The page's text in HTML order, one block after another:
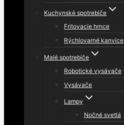
Kuchynské spotrebiče
Fritovacie hrnce
Rýchlovarné kanvice
Malé spotrebiče
Robotické vysávače
Vysávače
Lampy
Nočné svetlá